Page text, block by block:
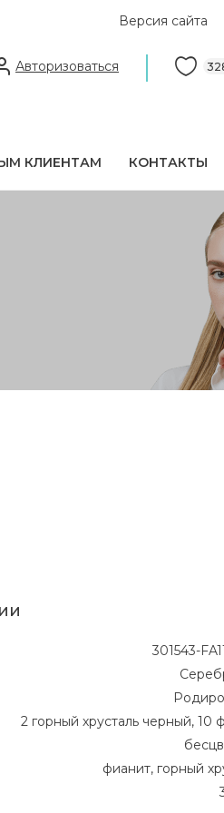
Версия сайта
Авторизоваться
КЛИЕНТАМ КОНТАКТЫ
301543-
2 горный хрусталь черный, 10
фианит, горный